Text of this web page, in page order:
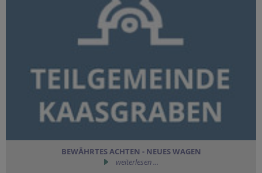
BEWÄHRTES ACHTEN - NEUES WAGEN
weiterlesen ...